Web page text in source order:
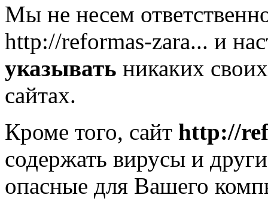
Мы не несем
http://reformas-zara... и
указывать никаких
сайтах.
Кроме того, сайт http://
содержать вирусы и
опасные для Вашего